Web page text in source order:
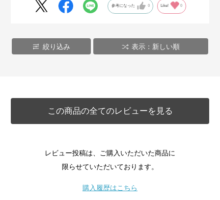
参考になった 0 Like! 0
絞り込み 表示：新しい順
この商品の全てのレビューを見る
レビュー投稿は、ご購入いただいた商品に
限らせていただいております。
購入履歴はこちら